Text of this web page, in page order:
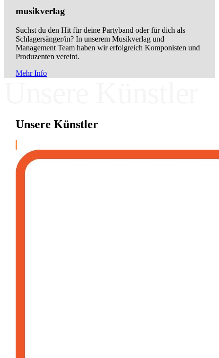
musikverlag
Suchst du den Hit für deine Partyband oder für dich als
Schlagersänger/in? In unserem Musikverlag und
Management Team haben wir erfolgreich Komponisten und
Produzenten vereint.
Mehr Info
Unsere Künstler